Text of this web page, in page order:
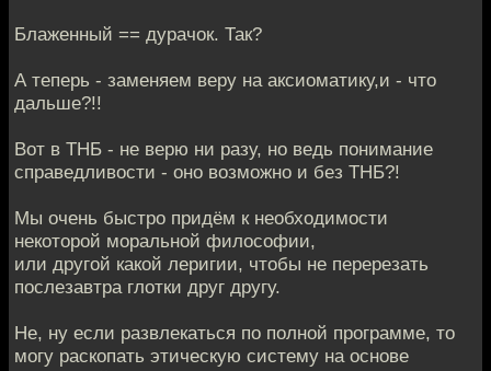
Блаженный == дурачок. Так?
А теперь - заменяем веру на аксиоматику,и - что
дальше?!!
Вот в ТНБ - не верю ни разу, но ведь понимание
справедливости - оно возможно и без ТНБ?!
Мы очень быстро придём к необходимости
некоторой моральной философии,
или другой какой леригии, чтобы не перерезать
послезавтра глотки друг другу.
Не, ну если развлекаться по полной программе, то
могу раскопать этическую систему на основе